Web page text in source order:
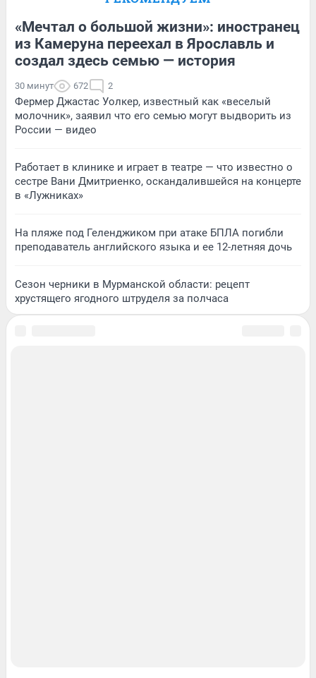
«Мечтал о большой жизни»: иностранец
из Камеруна переехал в Ярославль и
создал здесь семью — история
30 минут 672 2
Фермер Джастас Уолкер, известный как «веселый
молочник», заявил что его семью могут выдворить из
России — видео
Работает в клинике и играет в театре — что известно о
сестре Вани Дмитриенко, оскандалившейся на концерте
в «Лужниках»
На пляже под Геленджиком при атаке БПЛА погибли
преподаватель английского языка и ее 12-летняя дочь
Сезон черники в Мурманской области: рецепт
хрустящего ягодного штруделя за полчаса